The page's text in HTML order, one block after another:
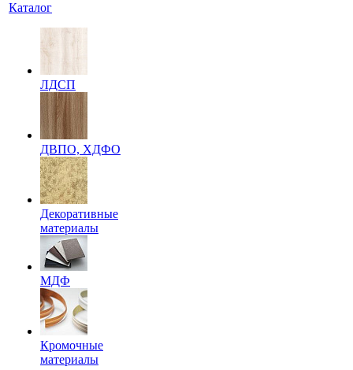
Каталог
ЛДСП
ДВПО, ХДФО
Декоративные
материалы
МДФ
Кромочные
материалы